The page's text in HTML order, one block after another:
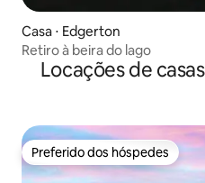
Casa ⋅ Edgerton
Retiro à beira do lago
Locações de
Preferido dos hóspedes
Preferido dos hóspedes